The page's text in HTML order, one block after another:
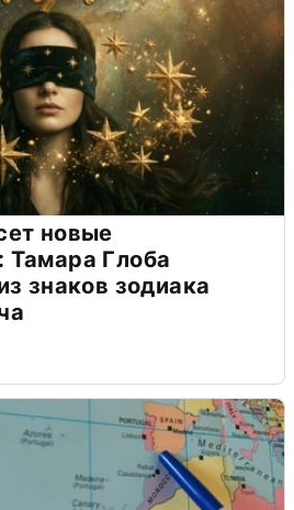
новые
Тамара Глоба
знаков зодиака